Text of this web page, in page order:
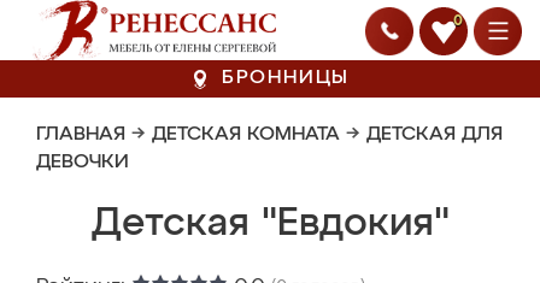
0
БРОННИЦЫ
ГЛАВНАЯ → ДЕТСКАЯ КОМНАТА → ДЕТСКАЯ ДЛЯ
ДЕВОЧКИ
Детская "Евдокия"